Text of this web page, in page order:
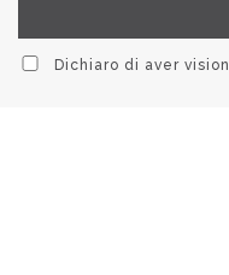
Dichiaro di aver